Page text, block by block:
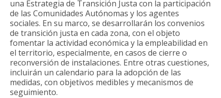
una Estrategia de Transición Justa con la participación
de las Comunidades Autónomas y los agentes
sociales. En su marco, se desarrollarán los convenios
de transición justa en cada zona, con el objeto
fomentar la actividad económica y la empleabilidad en
el territorio, especialmente, en casos de cierre o
reconversión de instalaciones. Entre otras cuestiones,
incluirán un calendario para la adopción de las
medidas, con objetivos medibles y mecanismos de
seguimiento.